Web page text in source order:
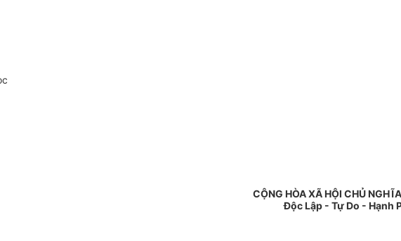
CỘNG HÒA XÃ HỘI CHỦ
Độc Lập - Tự Do - Hạnh